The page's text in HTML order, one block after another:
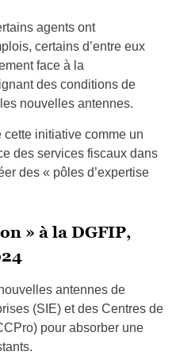
agents ont
certains d’entre eux
face à la
des conditions de
nouvelles antennes.
cette initiative comme un
des services fiscaux dans
des « pôles d’expertise
» à la DGFIP,
antennes de
(SIE) et des Centres de
pour absorber une